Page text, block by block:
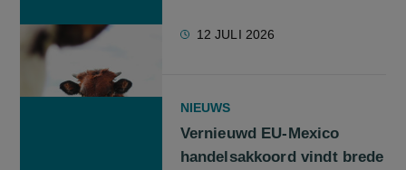
12 JULI 2026
NIEUWS
Vernieuwd EU-Mexico
handelsakkoord vindt brede